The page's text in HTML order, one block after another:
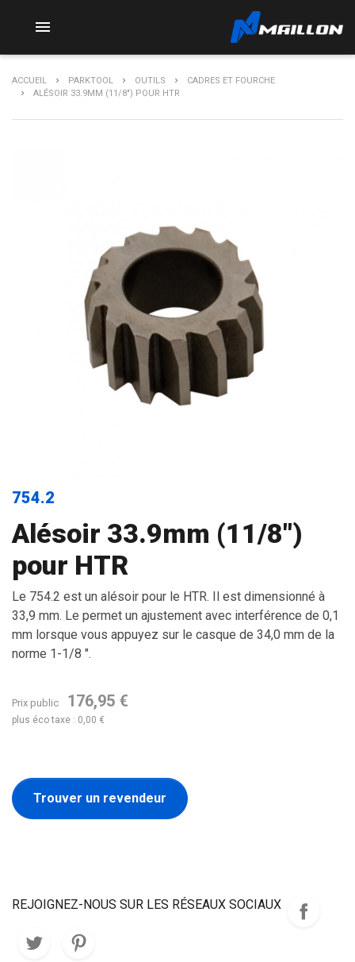

ACCUEIL PARKTOOL OUTILS
CADRES ET FOURCHE
ALÉSOIR 33.9MM (11/8") POUR HTR
754.2
Alésoir 33.9mm (11/8")
pour HTR
Le 754.2 est un alésoir pour le HTR. Il est dimensionné à
33,9 mm. Le permet un ajustement avec interférence de 0,1
mm lorsque vous appuyez sur le casque de 34,0 mm de la
norme 1-1/8 ".
Prix public 176,95 €
plus éco taxe : 0,00 €
Trouver un revendeur
REJOIGNEZ-NOUS SUR LES RÉSEAUX SOCIAUX